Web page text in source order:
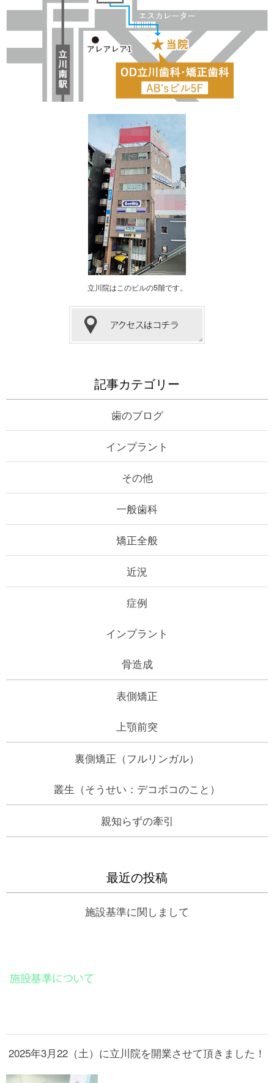
立川院はこのビルの5階です。
記事カテゴリー
歯のブログ
インプラント
その他
一般歯科
矯正全般
近況
症例
インプラント
骨造成
表側矯正
上顎前突
裏側矯正（フルリンガル）
叢生（そうせい：デコボコのこと）
親知らずの牽引
最近の投稿
施設基準に関しまして
2025年3月22（土）に立川院を開業させて頂きました！